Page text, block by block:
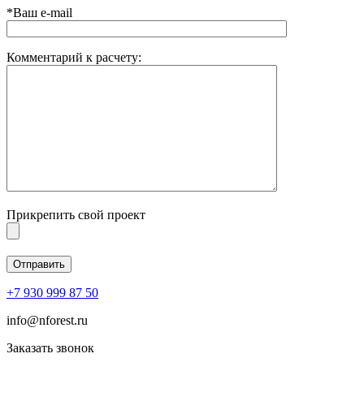
*Ваш e-mail
Комментарий к расчету:
Прикрепить свой проект
+7 930 999 87 50
info@nforest.ru
Заказать звонок